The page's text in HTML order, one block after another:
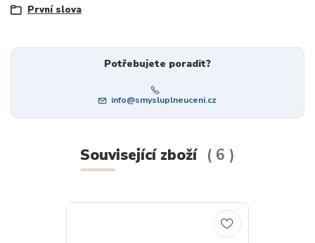
První slova
Potřebujete poradit?
info@smysluplneuceni.cz
Související zboží 6